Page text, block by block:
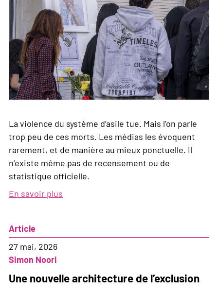
La violence du système d’asile tue. Mais l’on parle
trop peu de ces morts. Les médias les évoquent
rarement, et de manière au mieux ponctuelle. Il
n’existe même pas de recensement ou de
statistique officielle.
En savoir plus
premier
et
Article
27 mai, 2026
Simon Noori
Une nouvelle architecture de l’exclusion